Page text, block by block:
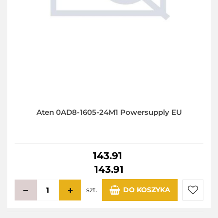
Aten 0AD8-1605-24M1 Powersupply EU
143.91
143.91
szt. DO KOSZYKA